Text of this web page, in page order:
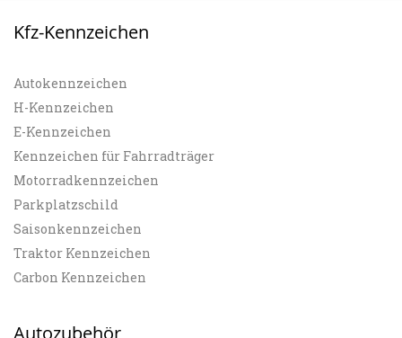
Kfz-Kennzeichen
Autokennzeichen
H-Kennzeichen
E-Kennzeichen
Kennzeichen für Fahrradträger
Motorradkennzeichen
Parkplatzschild
Saisonkennzeichen
Traktor Kennzeichen
Carbon Kennzeichen